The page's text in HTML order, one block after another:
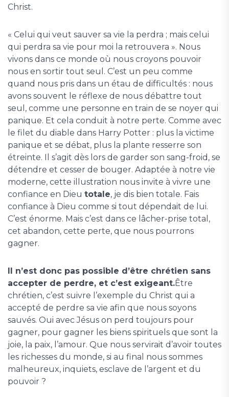
Christ.
« Celui qui veut sauver sa vie la perdra ; mais celui
qui perdra sa vie pour moi la retrouvera ». Nous
vivons dans ce monde où nous croyons pouvoir
nous en sortir tout seul. C’est un peu comme
quand nous pris dans un étau de difficultés : nous
avons souvent le réflexe de nous débattre tout
seul, comme une personne en train de se noyer qui
panique. Et cela conduit à notre perte. Comme avec
le filet du diable dans Harry Potter : plus la victime
panique et se débat, plus la plante resserre son
étreinte. Il s’agit dès lors de garder son sang-froid, se
détendre et cesser de bouger. Adaptée à notre vie
moderne, cette illustration nous invite à vivre une
confiance en Dieu totale, je dis bien totale. Fais
confiance à Dieu comme si tout dépendait de lui.
C’est énorme. Mais c’est dans ce lâcher-prise total,
cet abandon, cette perte, que nous pourrons
gagner.
Il n’est donc pas possible d’être chrétien sans
accepter de perdre, et c’est exigeant.Être
chrétien, c’est suivre l’exemple du Christ qui a
accepté de perdre sa vie afin que nous soyons
sauvés. Oui avec Jésus on perd toujours pour
gagner, pour gagner les biens spirituels que sont la
joie, la paix, l’amour. Que nous servirait d’avoir toutes
les richesses du monde, si au final nous sommes
malheureux, inquiets, esclave de l’argent et du
pouvoir ?